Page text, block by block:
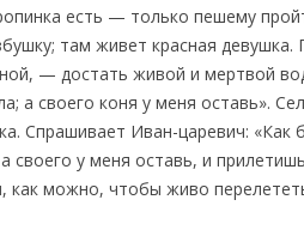
есть — только пешему
там живет красная девушка.
— достать живой и мертвой
а своего коня у меня оставь».
Спрашивает Иван-царевич: «Как
своего у меня оставь, и
как можно, чтобы живо